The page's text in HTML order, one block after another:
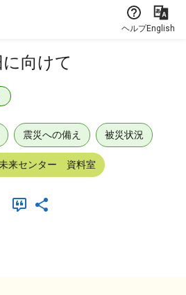
ヘルプEnglish
向けて
震災への備え 被災状況
来センター 資料室